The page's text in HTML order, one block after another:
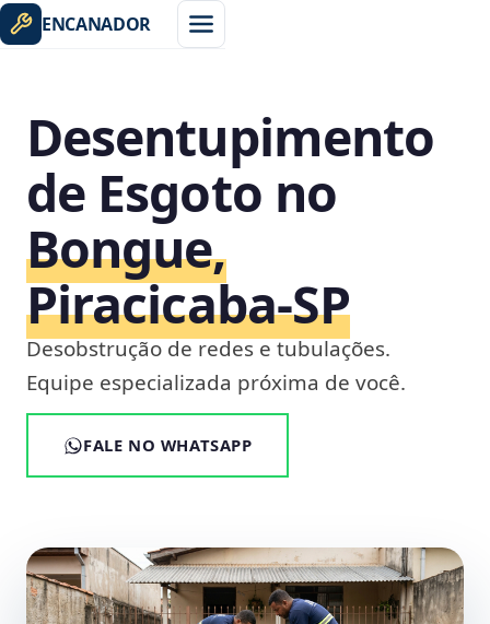
ENCANADOR
Desentupimento
de Esgoto no
Bongue,
Piracicaba‑SP
Desobstrução de redes e tubulações.
Equipe especializada próxima de você.
FALE NO WHATSAPP